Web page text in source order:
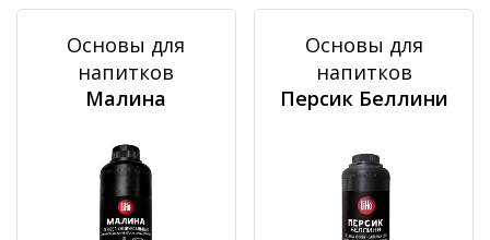
Основы для
напитков
Малина
Основы для
напитков
Персик Беллини